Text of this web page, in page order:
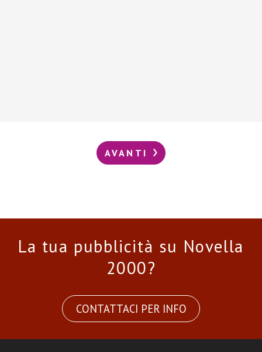
AVANTI
La tua pubblicità su Novella
2000?
CONTATTACI PER INFO